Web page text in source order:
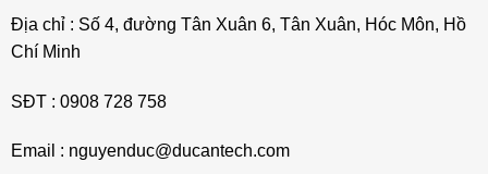
Địa chỉ : Số 4, đường Tân Xuân 6, Tân Xuân, Hóc Môn, Hồ
Chí Minh
SĐT : 0908 728 758
Email : nguyenduc@ducantech.com